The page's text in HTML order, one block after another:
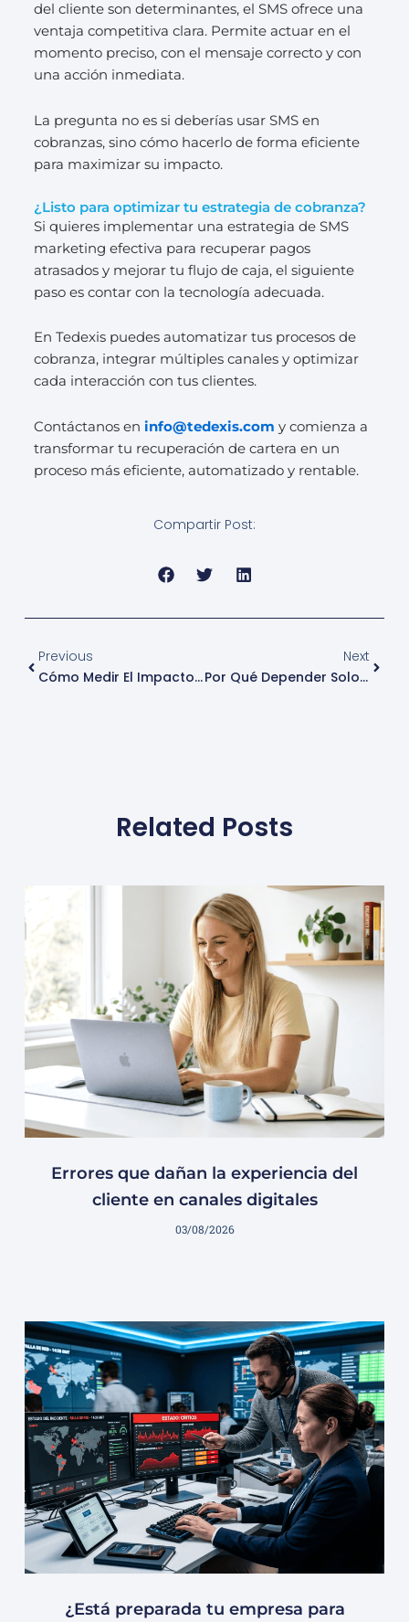
del cliente son determinantes, el SMS ofrece una
ventaja competitiva clara. Permite actuar en el
momento preciso, con el mensaje correcto y con
una acción inmediata.
La pregunta no es si deberías usar SMS en
cobranzas, sino cómo hacerlo de forma eficiente
para maximizar su impacto.
¿Listo para optimizar tu estrategia de cobranza?
Si quieres implementar una estrategia de SMS
marketing efectiva para recuperar pagos
atrasados y mejorar tu flujo de caja, el siguiente
paso es contar con la tecnología adecuada.
En Tedexis puedes automatizar tus procesos de
cobranza, integrar múltiples canales y optimizar
cada interacción con tus clientes.
Contáctanos en info@tedexis.com y comienza a
transformar tu recuperación de cartera en un
proceso más eficiente, automatizado y rentable.
Compartir Post:
Previous
Cómo Medir El Impacto Real Del SMS En La Experiencia Del Cliente
Next
Por Qué Depender Solo De Redes Sociales Es Un Riesgo Para La Comunicación De Tu Empresa
Related Posts
Errores que dañan la experiencia del
cliente en canales digitales
03/08/2026
¿Está preparada tu empresa para